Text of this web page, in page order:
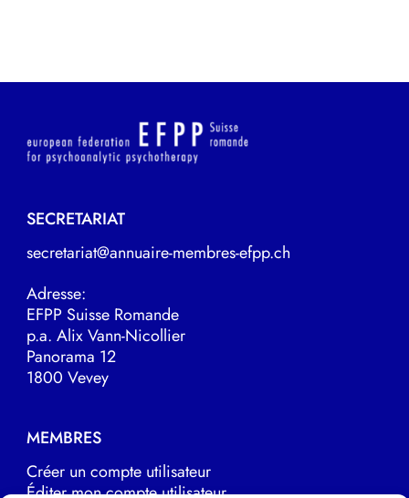
SECRETARIAT
secretariat@annuaire-membres-efpp.ch
Adresse:
EFPP Suisse Romande
p.a. Alix Vann-Nicollier
Panorama 12
1800 Vevey
MEMBRES
Créer un compte utilisateur
Éditer mon compte utilisateur